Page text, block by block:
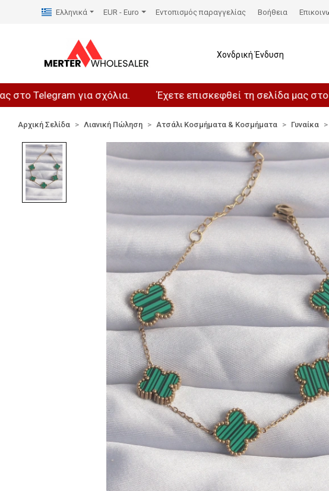
για σχόλια. Έχετε επισκεφθεί τη σελίδα μας στο
Ελληνικά EUR - Euro Εντοπισμός παραγγελίας Βοήθεια
Χονδρική Ένδυση
Αρχική Σελίδα Λιανική Πώληση Ατσάλι Κοσμήματα & Κοσμήματα Γυναίκα